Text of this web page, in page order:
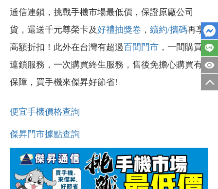
通信連鎖，挑戰手機市場最低價，保證原廠公司
貨，還送千元尊榮卡及好禮抽獎卷 ， 續約/攜碼再享
高額折扣！此外在台灣有超過百間門市 ，一間購買
連鎖服務，一次購買終生服務，售後免擔心購買有
保障，買手機來傑昇好節省!
便宜手機價格查詢
傑昇門市據點查詢